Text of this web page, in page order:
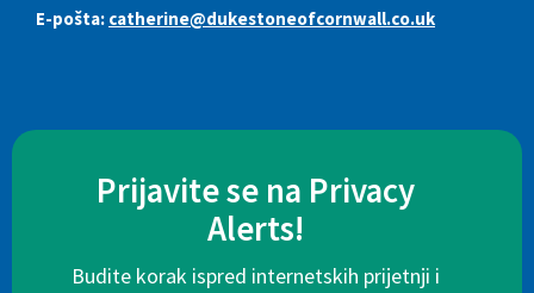
E-pošta: catherine@dukestoneofcornwall.co.uk
Prijavite se na Privacy
Alerts!
Budite korak ispred internetskih prijetnji i